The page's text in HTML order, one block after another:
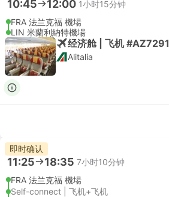
10:45 12:00 1小时15分钟
FRA 法兰克福 機場
LIN 米蘭利納特機場
经济舱 | 飞机 #AZ7291
Alitalia
即时确认
11:25 18:35 7小时10分钟
FRA 法兰克福 機場
Self-connect | 飞机+飞机